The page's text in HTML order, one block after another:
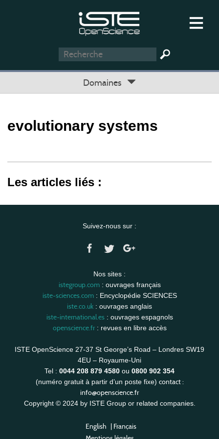
Domaines
evolutionary systems
Les articles liés :
Suivez-nous sur :
Nos sites :
istegroup.com: ouvrages français
iste-sciences.com: Encyclopédie SCIENCES
iste.co.uk : ouvrages anglais
iste-international.es: ouvrages espagnols
openscience.fr: revues en libre accès
ISTE OpenScience 27-37 St George’s Road – Londres SW19
4EU – Royaume-Uni
Tel : 0044 208 879 4580 ou 0800 902 354
(numéro gratuit à partir d’un poste fixe) contact :
info@openscience.fr
Copyright © 2024 by ISTE Group or related companies.
English | Français